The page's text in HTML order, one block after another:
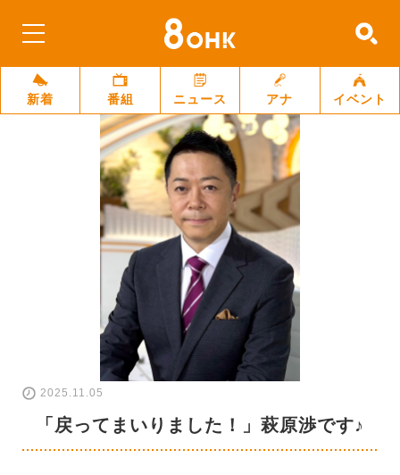
新着 番組 ニュース アナ イベント
2025.11.05
「戻ってまいりました！」萩原渉です♪